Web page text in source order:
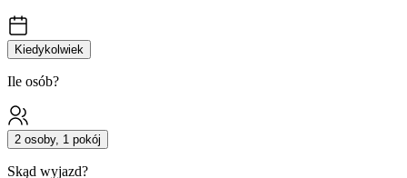
Kiedykolwiek
Ile osób?
2 osoby, 1 pokój
Skąd wyjazd?